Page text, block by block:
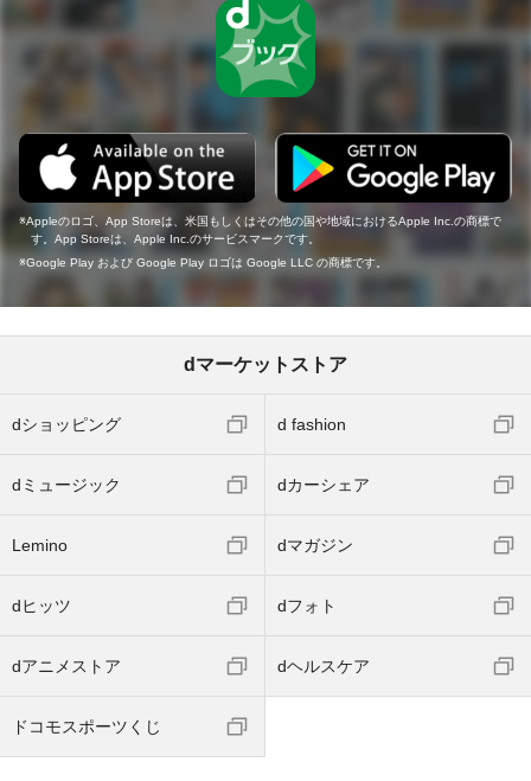
Appleのロゴ、App Storeは、米国もしくはその他の国や地域におけるApple Inc.の商標で
す。App Storeは、Apple Inc.のサービスマークです。
Google Play および Google Play ロゴは Google LLC の商標です。
dマーケットストア
dショッピング d fashion
dミュージック dカーシェア
Lemino dマガジン
dヒッツ dフォト
dアニメストア dヘルスケア
ドコモスポーツくじ